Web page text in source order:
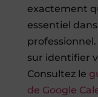
exactement
essentiel
sur identifier
Consultez le
de Google